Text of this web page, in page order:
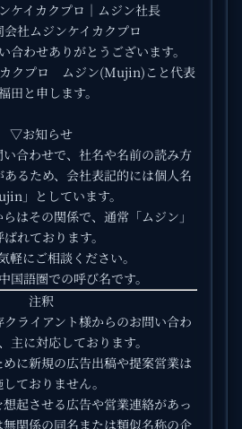
ケイカクプロ｜ムジン社長
社ムジンケイカクプロ
合わせありがとうございます。
カクプロ ムジン(Mujin)こと代表
田と申します。
▽お知らせ
合わせで、社名や名前の読み方
るため、会社表記的には個人名
」としています。
はその関係で、通常「ムジン」
ばれております。
軽にご相談ください。
国語圏での呼び名です。
注釈
ライアント様からのお問い合わ
主に対応しております。
に新規の広告出稿や提案営業は
ておりません。
起させる広告や営業連絡があっ
関係の同名または類似名称の企